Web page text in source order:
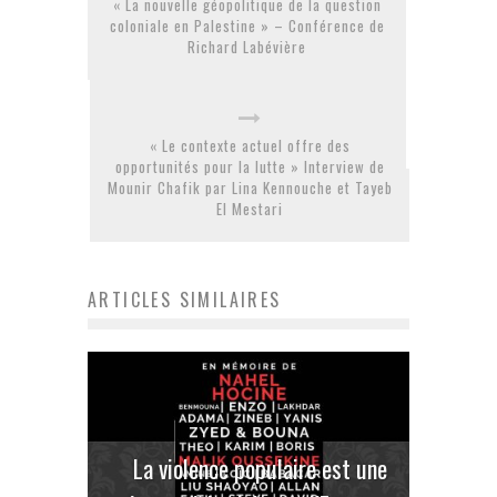
« La nouvelle géopolitique de la question
coloniale en Palestine » – Conférence de
Richard Labévière
« Le contexte actuel offre des
opportunités pour la lutte » Interview de
Mounir Chafik par Lina Kennouche et Tayeb
El Mestari
ARTICLES SIMILAIRES
La violence populaire est une